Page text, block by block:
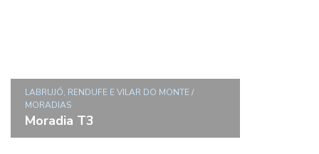
LABRUJÓ, RENDUFE E VILAR DO MONTE /
MORADIAS
Moradia T3